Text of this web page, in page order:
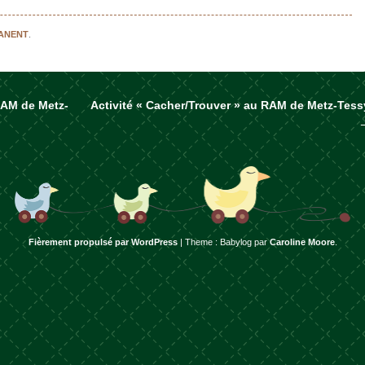
de Metz-
Activité « Cacher/Trouver » au RAM de Metz-
Fièrement propulsé par WordPress Theme : Babylog parCaroline Moore.